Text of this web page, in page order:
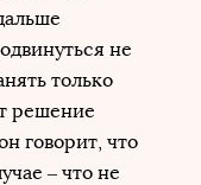
не
только
решение
говорит, что
– что не